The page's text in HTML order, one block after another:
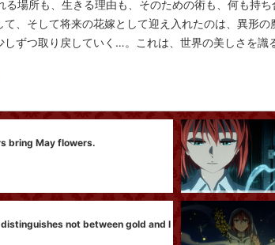
場所も、生きる理由も、そのための術も、何も持
、そして将来の花嫁として迎え入れたのは、異形
ずつ取り戻していく…。これは、世界の美しさを識
bring May flowers.
not between gold and l